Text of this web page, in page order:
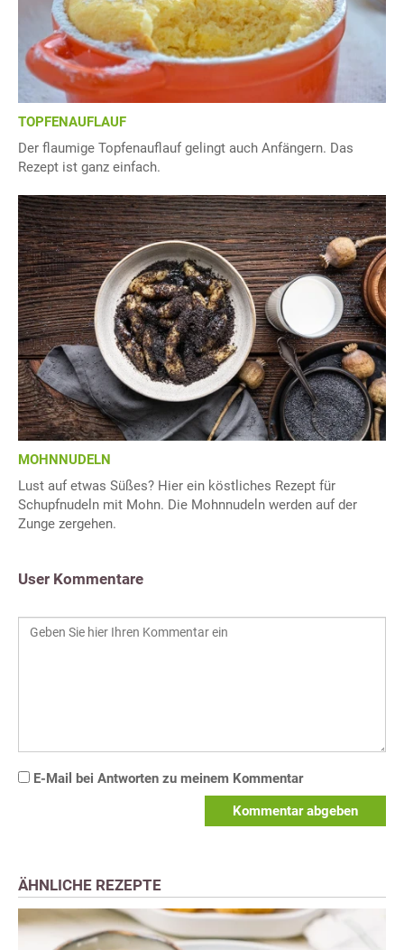
TOPFENAUFLAUF
Der flaumige Topfenauflauf gelingt auch Anfängern. Das
Rezept ist ganz einfach.
MOHNNUDELN
Lust auf etwas Süßes? Hier ein köstliches Rezept für
Schupfnudeln mit Mohn. Die Mohnnudeln werden auf der
Zunge zergehen.
User Kommentare
E-Mail bei Antworten zu meinem Kommentar
Kommentar abgeben
ÄHNLICHE REZEPTE